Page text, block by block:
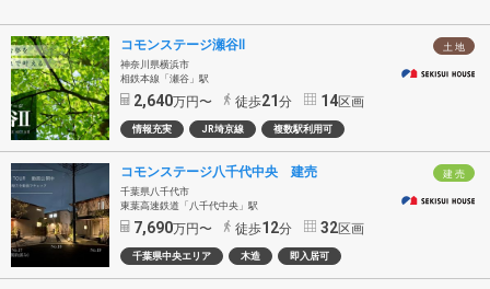
土 地
コモンステージ瀬谷Ⅱ
神奈川県横浜市
相鉄本線「瀬谷」駅
2,640万円〜 徒歩21分 14区画
情報充実 JR埼京線 複数駅利用可
建 売
コモンステージ八千代中央 建売
千葉県八千代市
東葉高速鉄道「八千代中央」駅
7,690万円〜 徒歩12分 32区画
千葉県中央エリア 木造 即入居可